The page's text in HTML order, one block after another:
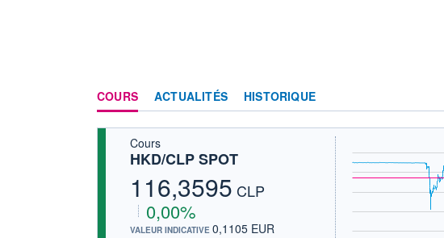
COURS ACTUALITÉS HISTORIQUE
Cours
HKD/CLP SPOT
116,3595 CLP
0,00%
VALEUR INDICATIVE 0,1105 EUR